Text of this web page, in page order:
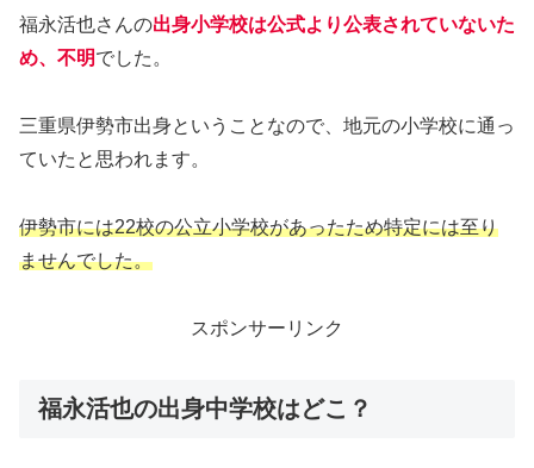
福永活也さんの出身小学校は公式より公表されていないた
め、不明でした。
三重県伊勢市出身ということなので、地元の小学校に通っ
ていたと思われます。
伊勢市には22校の公立小学校があったため特定には至り
ませんでした。
スポンサーリンク
福永活也の出身中学校はどこ？